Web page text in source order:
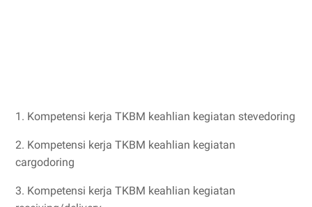
1. Kompetensi kerja TKBM keahlian kegiatan stevedoring
2. Kompetensi kerja TKBM keahlian kegiatan
cargodoring
3. Kompetensi kerja TKBM keahlian kegiatan